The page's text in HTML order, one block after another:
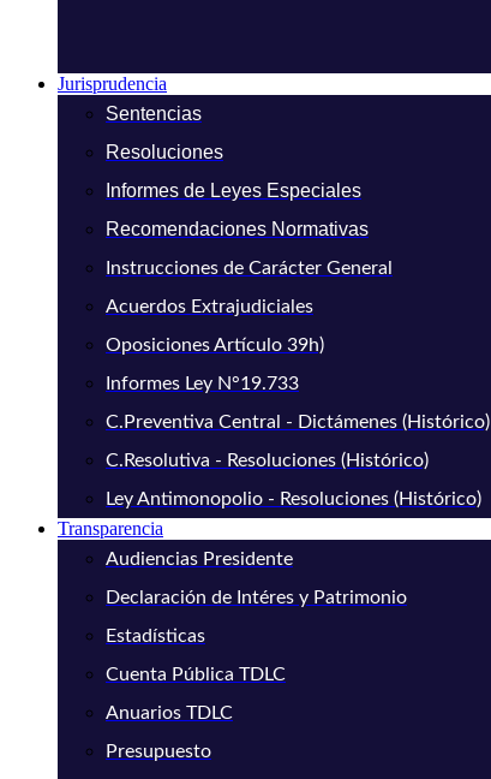
Jurisprudencia
Sentencias
Resoluciones
Informes de Leyes Especiales
Recomendaciones Normativas
Instrucciones de Carácter General
Acuerdos Extrajudiciales
Oposiciones Artículo 39h)
Informes Ley N°19.733
C.Preventiva Central - Dictámenes (Histórico)
C.Resolutiva - Resoluciones (Histórico)
Ley Antimonopolio - Resoluciones (Histórico)
Transparencia
Audiencias Presidente
Declaración de Intéres y Patrimonio
Estadísticas
Cuenta Pública TDLC
Anuarios TDLC
Presupuesto